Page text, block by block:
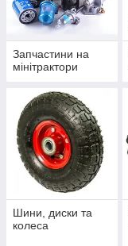
Запчастини на
мінітрактори
Шини, диски та
колеса